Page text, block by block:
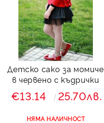
Детско сако за момиче
в червено с къдрички
€13.14 25.70лв.
НЯМА НАЛИЧНОСТ